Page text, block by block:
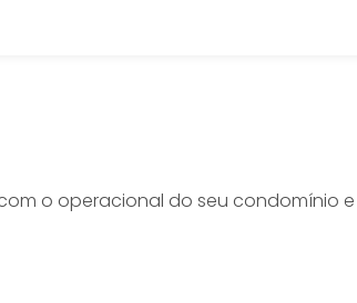
o operacional do seu condomínio